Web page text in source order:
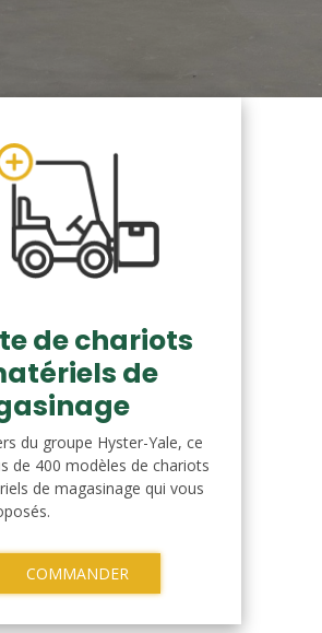
de chariots
de
du groupe Hyster-Yale, ce
de 400 modèles de chariots
de magasinage qui vous
COMMANDER